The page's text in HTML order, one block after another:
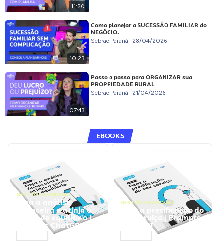
11:20
10:28
Como planejar a SUCESSÃO FAMILIAR do
NEGÓCIO.
Sebrae Paraná 28/04/2026
07:43
Passo a passo para ORGANIZAR sua
PROPRIEDADE RURAL
Sebrae Paraná 21/04/2026
EBOOKS
GESTÃO FINANCEIRA
Faça a análise
financeira e atinja o
ponto de equilíbrio |
Prompts ChatGPT
GESTÃO FINANCEIRA
Faça a precificação do
seu serviço | Prompts
ChatGPT